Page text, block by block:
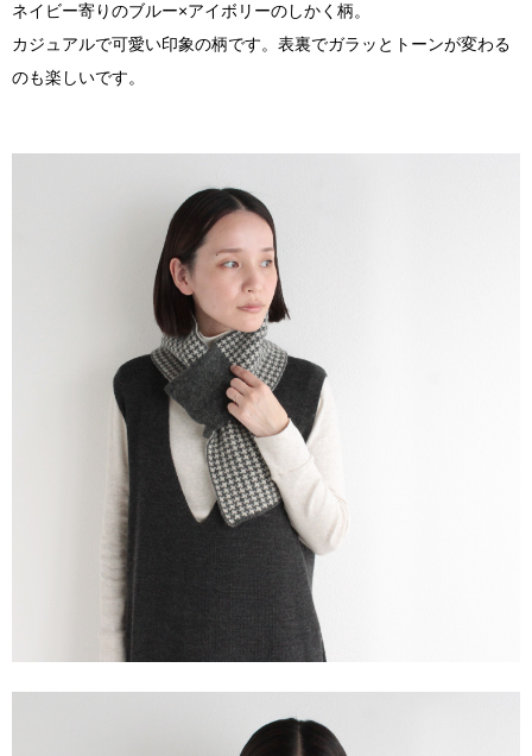
ネイビー寄りのブルー×アイボリーのしかく柄。
カジュアルで可愛い印象の柄です。表裏でガラッとトーンが変わる
のも楽しいです。